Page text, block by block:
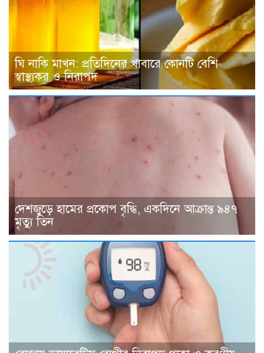
ঘি নাকি মাখন: প্রতিদিনের খাবারে কোনটি বেশি
স্বাস্থ্যকর ও নিরাপদ
দেশজুড়ে হামের প্রকোপ বৃদ্ধি, একদিনে আক্রান্ত ৯৪৭
মৃত্যু তিন